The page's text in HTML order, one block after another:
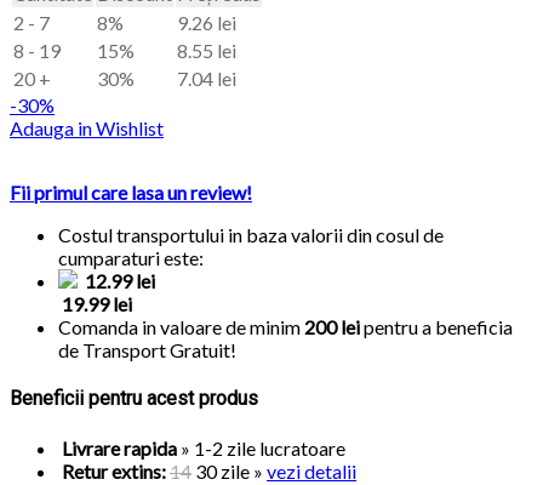
2 - 7
8% 9.26 lei
8 - 19
15% 8.55 lei
20 +
30% 7.04 lei
-30%
Adauga in Wishlist
Fii primul care lasa un review!
Costul transportului in baza valorii din cosul de
cumparaturi este:
12.99 lei
19.99 lei
Comanda in valoare de minim 200 leipentru a beneficia
de Transport Gratuit!
Beneficii pentru acest produs
Livrare rapida » 1-2 zile lucratoare
Retur extins:14 30 zile » vezi detalii